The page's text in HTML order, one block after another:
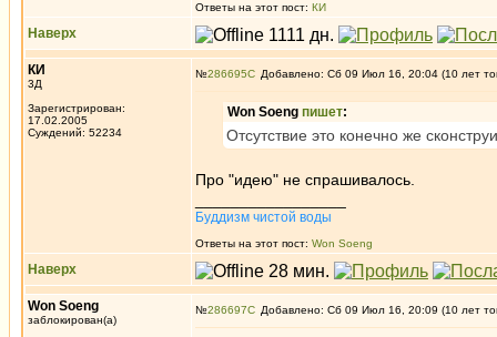
Ответы на этот пост: КИ
Наверх
КИ
3Д
Зарегистрирован:
17.02.2005
Суждений: 52234
№286695 Добавлено: Сб 09 Июл 16, 20:04 (10 лет
Won Soeng пишет:
Отсутствие это конечно же
Про "идею" не спрашивалось.
Буддизм чистой воды
Ответы на этот пост: Won Soeng
Наверх
Won Soeng
заблокирован(а)
№286697 Добавлено: Сб 09 Июл 16, 20:09 (10 лет